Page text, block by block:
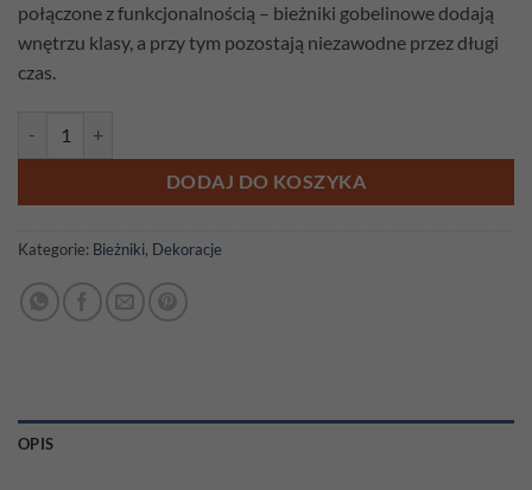
połączone z funkcjonalnością – bieżniki gobelinowe dodają
wnętrzu klasy, a przy tym pozostają niezawodne przez długi
czas.
DODAJ DO KOSZYKA
Kategorie: Bieżniki, Dekoracje
OPIS